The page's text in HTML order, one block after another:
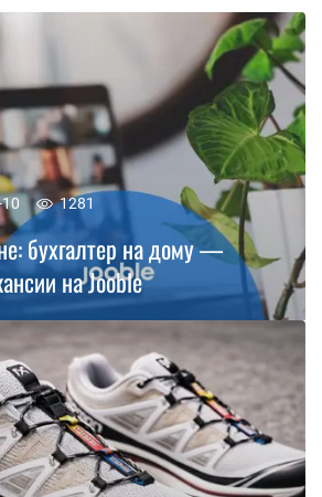
1281
бухгалтер на дому —
на Jooble